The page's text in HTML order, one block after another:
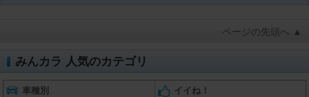
ページの先頭へ ▲
みんカラ 人気のカテゴリ
車種別 イイね！